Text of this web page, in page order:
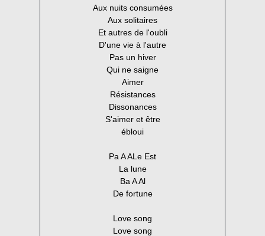
Aux nuits consumées
Aux solitaires
Et autres de l'oubli
D'une vie à l'autre
Pas un hiver
Qui ne saigne
Aimer
Résistances
Dissonances
S'aimer et être
ébloui
Pa A ALe Est
La lune
Ba A Al
De fortune
Love song
Love song